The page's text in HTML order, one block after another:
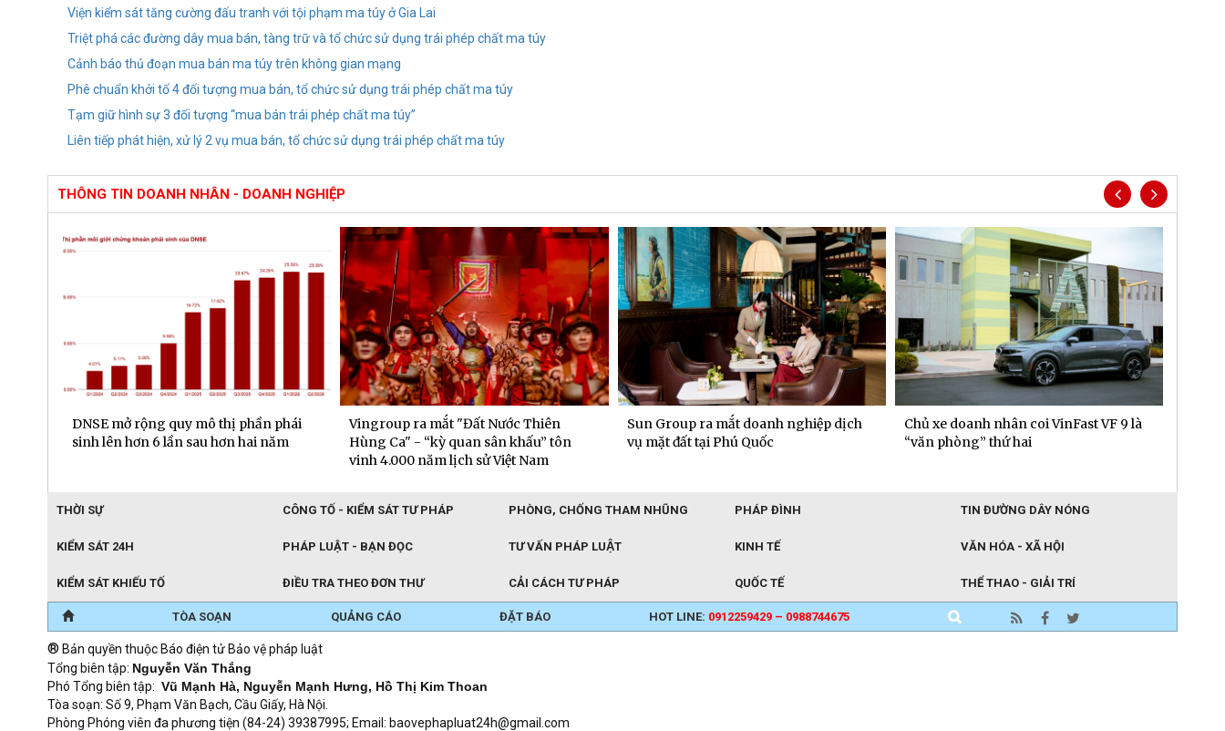
Viện kiểm sát tăng cường đấu tranh với tội phạm ma túy ở Gia Lai
Triệt phá các đường dây mua bán, tàng trữ và tổ chức sử dụng trái phép chất ma túy
Cảnh báo thủ đoạn mua bán ma túy trên không gian mạng
Phê chuẩn khởi tố 4 đối tượng mua bán, tổ chức sử dụng trái phép chất ma túy
Tạm giữ hình sự 3 đối tượng “mua bán trái phép chất ma túy”
Liên tiếp phát hiện, xử lý 2 vụ mua bán, tổ chức sử dụng trái phép chất ma túy
THÔNG TIN DOANH NHÂN - DOANH NGHIỆP
Vingroup ra mắt "Đất Nước Thiên
Hùng Ca" - “kỳ quan sân khấu” tôn
Sun Group ra mắt doanh nghiệp dịch
vụ mặt đất tại Phú Quốc
Chủ xe doanh nhân coi VinFast VF 9 là
“văn phòng” thứ hai
TTC Energy được vinh danh Top 50
Nhãn hiệu Nổi tiếng Việt Nam 2026
THỜI SỰ CÔNG TỐ - KIỂM SÁT TƯ PHÁP PHÒNG, CHỐNG THAM NHŨNG PHÁP ĐÌNH TIN ĐƯỜNG DÂY NÓNG
KIỂM SÁT 24H PHÁP LUẬT - BẠN ĐỌC TƯ VẤN PHÁP LUẬT KINH TẾ VĂN HÓA - XÃ HỘI
KIỂM SÁT KHIẾU TỐ ĐIỀU TRA THEO ĐƠN THƯ CẢI CÁCH TƯ PHÁP QUỐC TẾ THỂ THAO - GIẢI TRÍ
TÒA SOẠN QUẢNG CÁO ĐẶT BÁO HOT LINE: 0912259429 – 0988744675
® Bản quyền thuộc Báo điện tử Bảo vệ pháp luật
Tổng biên tập: Nguyễn Văn Thắng
Phó Tổng biên tập: Vũ Mạnh Hà, Nguyễn Mạnh Hưng, Hồ Thị Kim Thoan
Tòa soạn: Số 9, Phạm Văn Bạch, Cầu Giấy, Hà Nội.
Phòng Phóng viên đa phương tiện (84-24) 39387995; Email: baovephapluat24h@gmail.com